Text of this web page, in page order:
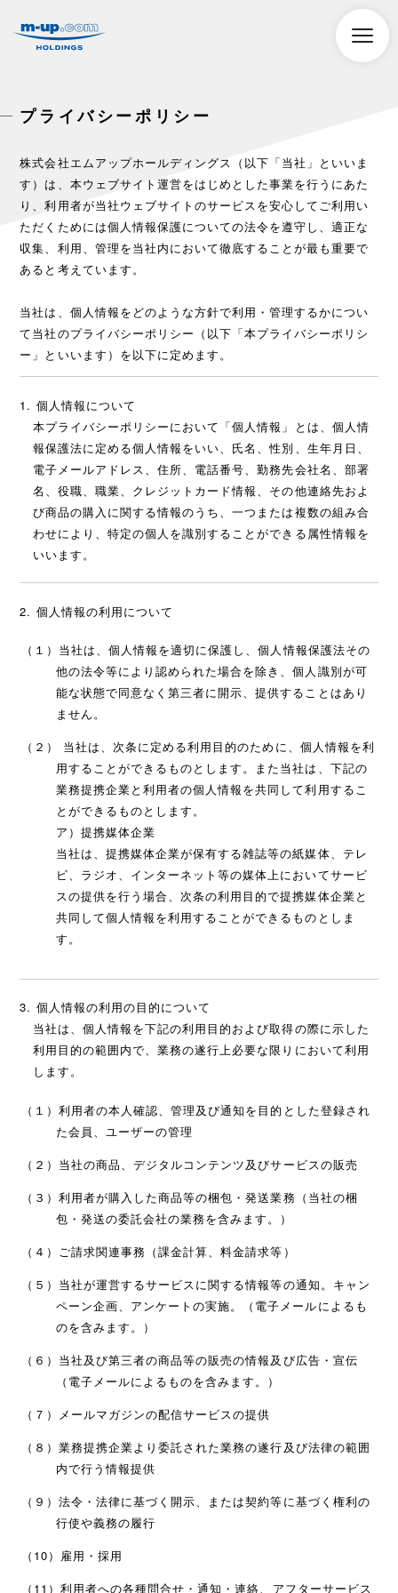
株式会社エムアップホールディングス
toggle
プライバシーポリシー
株式会社エムアップホールディングス（以下「当社」といいま
す）は、本ウェブサイト運営をはじめとした事業を行うにあた
り、利用者が当社ウェブサイトのサービスを安心してご利用い
ただくためには個人情報保護についての法令を遵守し、適正な
収集、利用、管理を当社内において徹底することが最も重要で
あると考えています。
当社は、個人情報をどのような方針で利用・管理するかについ
て当社のプライバシーポリシー（以下「本プライバシーポリシ
ー」といいます）を以下に定めます。
個人情報について
本プライバシーポリシーにおいて「個人情報」とは、個人情
報保護法に定める個人情報をいい、氏名、性別、生年月日、
電子メールアドレス、住所、電話番号、勤務先会社名、部署
名、役職、職業、クレジットカード情報、その他連絡先およ
び商品の購入に関する情報のうち、一つまたは複数の組み合
わせにより、特定の個人を識別することができる属性情報を
いいます。
個人情報の利用について
（１）当社は、個人情報を適切に保護し、個人情報保護法その
他の法令等により認められた場合を除き、個人識別が可
能な状態で同意なく第三者に開示、提供することはあり
ません。
（２） 当社は、次条に定める利用目的のために、個人情報を利
用することができるものとします。また当社は、下記の
業務提携企業と利用者の個人情報を共同して利用するこ
とができるものとします。
ア）提携媒体企業
当社は、提携媒体企業が保有する雑誌等の紙媒体、テレ
ビ、ラジオ、インターネット等の媒体上においてサービ
スの提供を行う場合、次条の利用目的で提携媒体企業と
共同して個人情報を利用することができるものとしま
す。
個人情報の利用の目的について
当社は、個人情報を下記の利用目的および取得の際に示した
利用目的の範囲内で、業務の遂行上必要な限りにおいて利用
します。
（１）利用者の本人確認、管理及び通知を目的とした登録され
た会員、ユーザーの管理
（２）当社の商品、デジタルコンテンツ及びサービスの販売
（３）利用者が購入した商品等の梱包・発送業務（当社の梱
包・発送の委託会社の業務を含みます。）
（４）ご請求関連事務（課金計算、料金請求等）
（５）当社が運営するサービスに関する情報等の通知。キャン
ペーン企画、アンケートの実施。（電子メールによるも
のを含みます。）
（６）当社及び第三者の商品等の販売の情報及び広告・宣伝
（電子メールによるものを含みます。）
（７）メールマガジンの配信サービスの提供
（８）業務提携企業より委託された業務の遂行及び法律の範囲
内で行う情報提供
（９）法令・法律に基づく開示、または契約等に基づく権利の
行使や義務の履行
（10）雇用・採用
（11）利用者への各種問合せ・通知・連絡、アフターサービス